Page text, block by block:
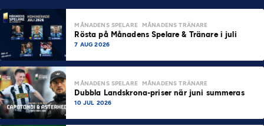
MÅNADENS SPELARE MÅNADENS TRÄNARE
Rösta på Månadens Spelare & Tränare i juli
7 AUG 2026
MÅNADENS SPELARE MÅNADENS TRÄNARE
Dubbla Landskrona-priser när juni summeras
10 JUL 2026